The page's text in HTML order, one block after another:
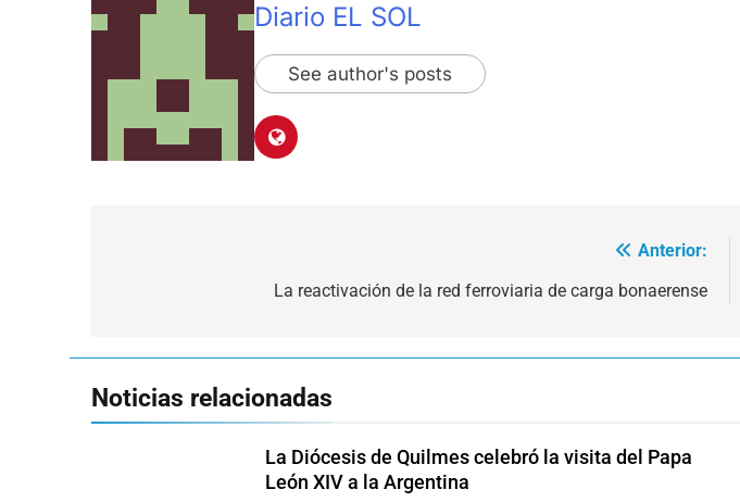
Diario EL SOL
See author's posts
Anterior:
La reactivación de la red ferroviaria de carga bonaerense
Noticias relacionadas
La Diócesis de Quilmes celebró la visita del Papa
León XIV a la Argentina